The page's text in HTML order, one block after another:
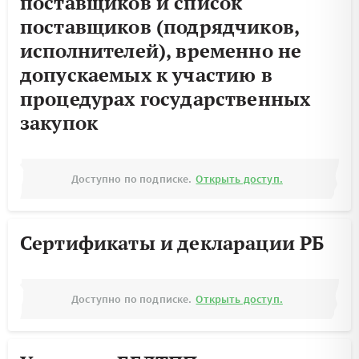
поставщиков (подрядчиков,
исполнителей), временно не
допускаемых к участию в
процедурах государственных
закупок
Доступно по подписке. Открыть доступ.
Сертификаты и декларации РБ
Доступно по подписке. Открыть доступ.